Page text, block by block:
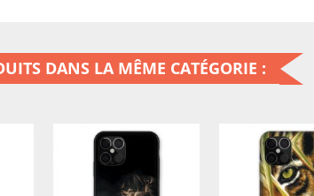
DANS LA MÊME CATÉGORIE :